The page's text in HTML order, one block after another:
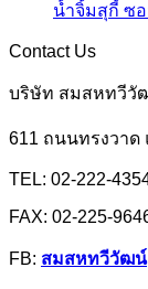
แป้ง
มัน
หรือ
ฮ่องกง
น้ำจิ้มสุกี้ ซ
Contact Us
บริษัท สมสหทวีวั
611 ถนนทรงวาด
TEL: 02-222-
FAX: 02-225-
FB: สมสหทวีวัฒน์